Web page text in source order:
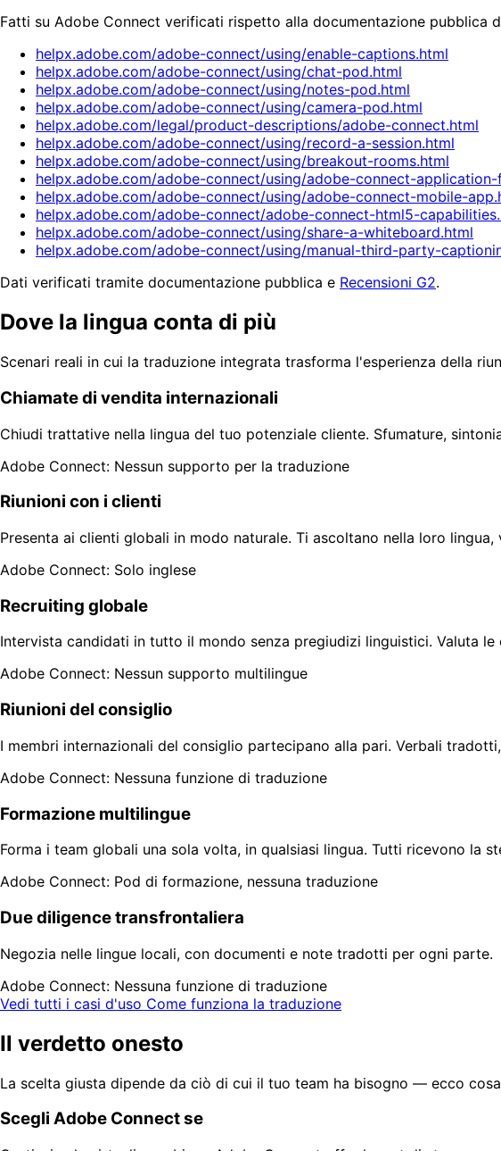
Fatti su Adobe Connect verificati rispetto alla documentazione pubblica
helpx.adobe.com/adobe-connect/using/enable-captions.html
helpx.adobe.com/adobe-connect/using/chat-pod.html
helpx.adobe.com/adobe-connect/using/notes-pod.html
helpx.adobe.com/adobe-connect/using/camera-pod.html
helpx.adobe.com/legal/product-descriptions/adobe-connect.html
helpx.adobe.com/adobe-connect/using/record-a-session.html
helpx.adobe.com/adobe-connect/using/breakout-rooms.html
helpx.adobe.com/adobe-connect/using/adobe-connect-
helpx.adobe.com/adobe-connect/using/adobe-connect-mobile-
helpx.adobe.com/adobe-connect/adobe-connect-html5-
helpx.adobe.com/adobe-connect/using/share-a-whiteboard.html
helpx.adobe.com/adobe-connect/using/manual-third-party-
Dati verificati tramite documentazione pubblica e Recensioni G2.
Dove la lingua conta di più
Scenari reali in cui la traduzione integrata trasforma l'esperienza della
Chiamate di vendita internazionali
Chiudi trattative nella lingua del tuo potenziale cliente. Sfumature,
Adobe Connect: Nessun supporto per la traduzione
Riunioni con i clienti
Presenta ai clienti globali in modo naturale. Ti ascoltano nella loro
Adobe Connect: Solo inglese
Recruiting globale
Intervista candidati in tutto il mondo senza pregiudizi linguistici. Valuta
Adobe Connect: Nessun supporto multilingue
Riunioni del consiglio
I membri internazionali del consiglio partecipano alla pari. Verbali
Adobe Connect: Nessuna funzione di traduzione
Formazione multilingue
Forma i team globali una sola volta, in qualsiasi lingua. Tutti ricevono la
Adobe Connect: Pod di formazione, nessuna traduzione
Due diligence transfrontaliera
Negozia nelle lingue locali, con documenti e note tradotti per ogni parte.
Adobe Connect: Nessuna funzione di traduzione
Vedi tutti i casi d'uso Come funziona la traduzione
Il verdetto onesto
La scelta giusta dipende da ciò di cui il tuo team ha bisogno — ecco
Scegli Adobe Connect se